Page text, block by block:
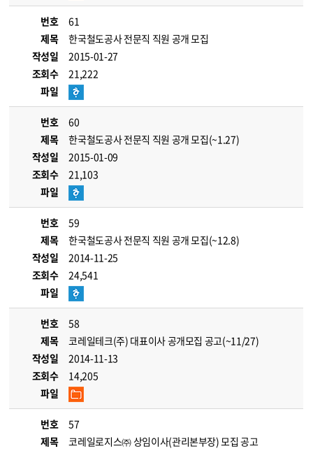
번호
61
제목
한국철도공사 전문직 직원 공개 모집
작성일
2015-01-27
조회수
21,222
파일
번호
60
제목
한국철도공사 전문직 직원 공개 모집(~1.27)
작성일
2015-01-09
조회수
21,103
파일
번호
59
제목
한국철도공사 전문직 직원 공개 모집(~12.8)
작성일
2014-11-25
조회수
24,541
파일
번호
58
제목
코레일테크(주) 대표이사 공개모집 공고(~11/27)
작성일
2014-11-13
조회수
14,205
파일
번호
57
제목
코레일로지스㈜ 상임이사(관리본부장) 모집 공고